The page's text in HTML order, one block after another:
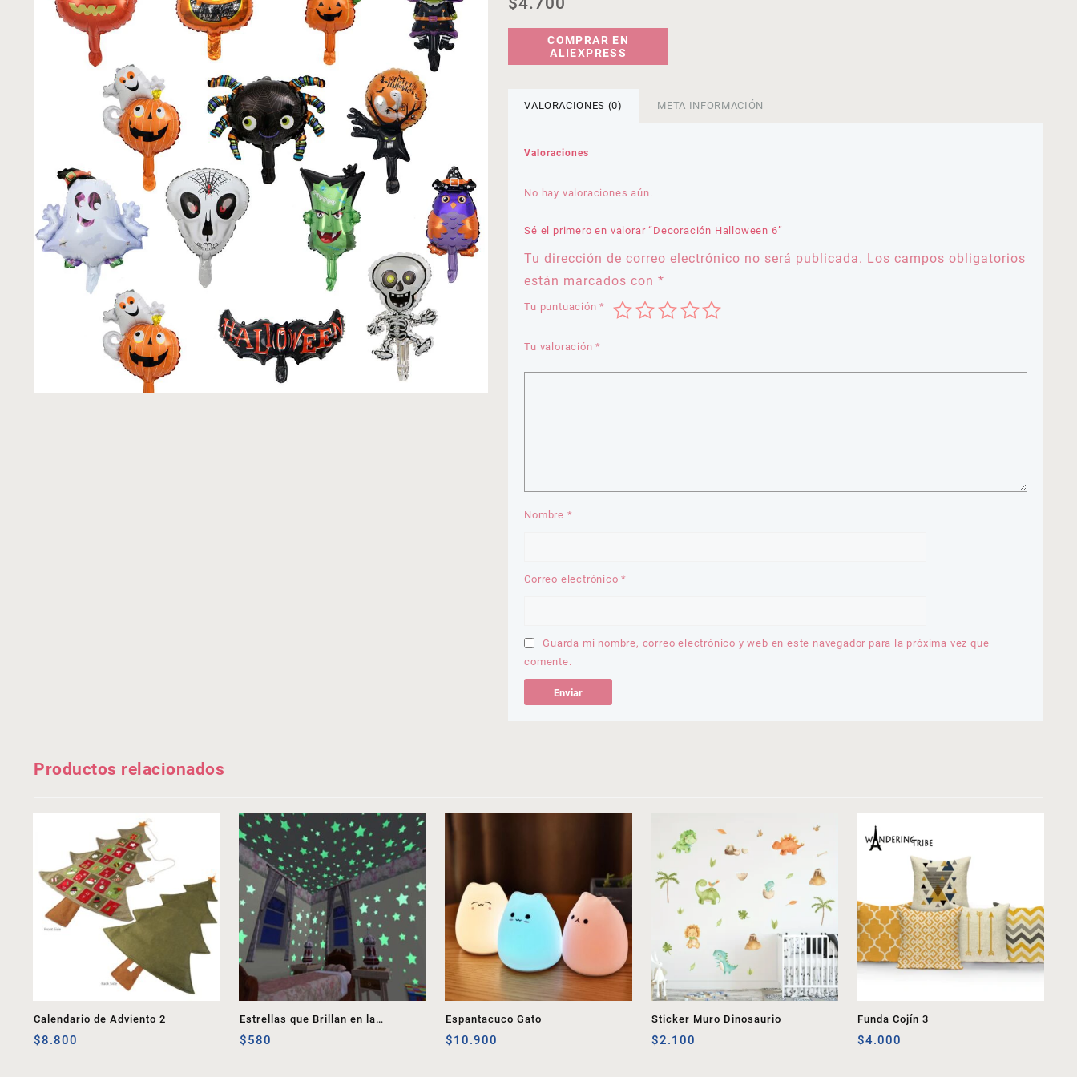
COMPRAR EN
ALIEXPRESS
VALORACIONES (0) META INFORMACIÓN
Valoraciones
No hay valoraciones aún.
Sé el primero en valorar “Decoración Halloween 6”
Tu dirección de correo electrónico no será publicada. Los campos obligatorios
están marcados con*
Tu puntuación*
Tu valoración*
Nombre *
Correo electrónico*
Guarda mi nombre, correo electrónico y web en este navegador para la próxima vez que
comente.
Productos relacionados
Calendario de Adviento 2
$8.800
Estrellas que Brillan en la
Oscuridad
$580
Espantacuco Gato
$10.900
Sticker Muro Dinosaurio
$2.100
Funda Cojín 3
$4.000